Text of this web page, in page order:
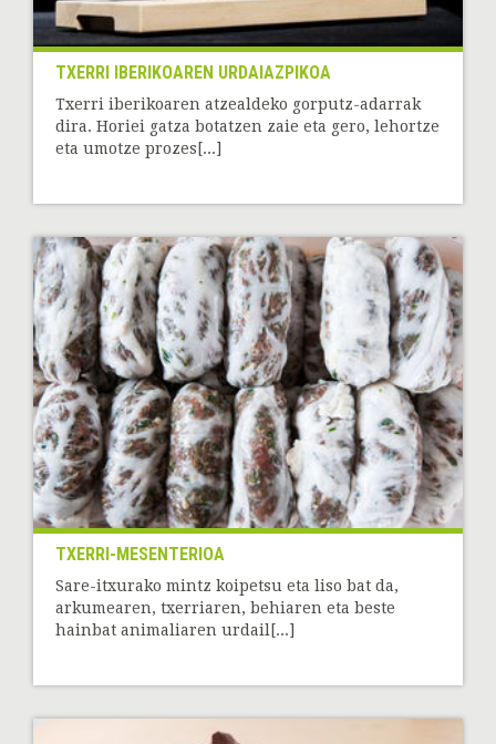
TXERRI IBERIKOAREN URDAIAZPIKOA
Txerri iberikoaren atzealdeko gorputz-adarrak
dira. Horiei gatza botatzen zaie eta gero, lehortze
eta umotze prozes[...]
TXERRI-MESENTERIOA
Sare-itxurako mintz koipetsu eta liso bat da,
arkumearen, txerriaren, behiaren eta beste
hainbat animaliaren urdail[...]